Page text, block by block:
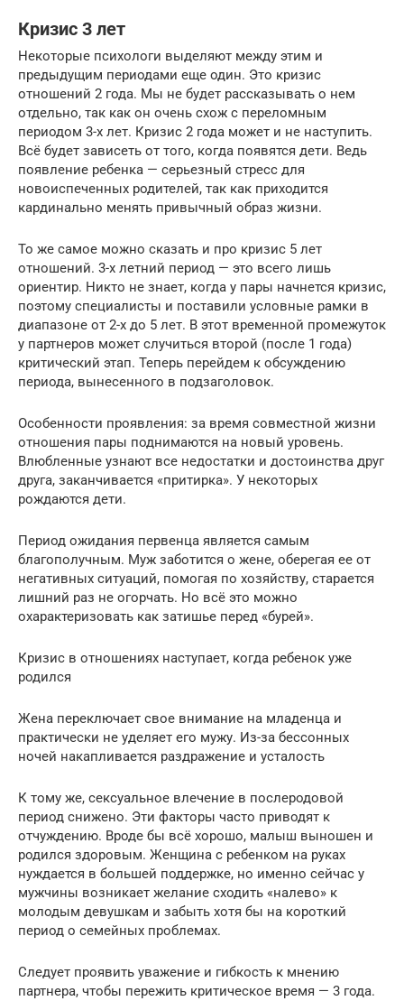
Кризис 3 лет
Некоторые психологи выделяют между этим и
предыдущим периодами еще один. Это кризис
отношений 2 года. Мы не будет рассказывать о нем
отдельно, так как он очень схож с переломным
периодом 3-х лет. Кризис 2 года может и не наступить.
Всё будет зависеть от того, когда появятся дети. Ведь
появление ребенка — серьезный стресс для
новоиспеченных родителей, так как приходится
кардинально менять привычный образ жизни.
То же самое можно сказать и про кризис 5 лет
отношений. 3-х летний период — это всего лишь
ориентир. Никто не знает, когда у пары начнется кризис,
поэтому специалисты и поставили условные рамки в
диапазоне от 2-х до 5 лет. В этот временной промежуток
у партнеров может случиться второй (после 1 года)
критический этап. Теперь перейдем к обсуждению
периода, вынесенного в подзаголовок.
Особенности проявления: за время совместной жизни
отношения пары поднимаются на новый уровень.
Влюбленные узнают все недостатки и достоинства друг
друга, заканчивается «притирка». У некоторых
рождаются дети.
Период ожидания первенца является самым
благополучным. Муж заботится о жене, оберегая ее от
негативных ситуаций, помогая по хозяйству, старается
лишний раз не огорчать. Но всё это можно
охарактеризовать как затишье перед «бурей».
Кризис в отношениях наступает, когда ребенок уже
родился
Жена переключает свое внимание на младенца и
практически не уделяет его мужу. Из-за бессонных
ночей накапливается раздражение и усталость
К тому же, сексуальное влечение в послеродовой
период снижено. Эти факторы часто приводят к
отчуждению. Вроде бы всё хорошо, малыш выношен и
родился здоровым. Женщина с ребенком на руках
нуждается в большей поддержке, но именно сейчас у
мужчины возникает желание сходить «налево» к
молодым девушкам и забыть хотя бы на короткий
период о семейных проблемах.
Следует проявить уважение и гибкость к мнению
партнера, чтобы пережить критическое время — 3 года.